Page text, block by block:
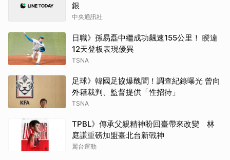
銀
中央通訊社
日職》孫易磊中繼成功飆速155公里！ 睽違
12天登板表現優異
TSNA
足球》韓國足協爆醜聞！調查紀錄曝光 曾向
外籍裁判、監督提供「性招待」
TSNA
TPBL》傳承父親精神盼回臺帶來改變 林
庭謙重磅加盟臺北台新戰神
麗台運動